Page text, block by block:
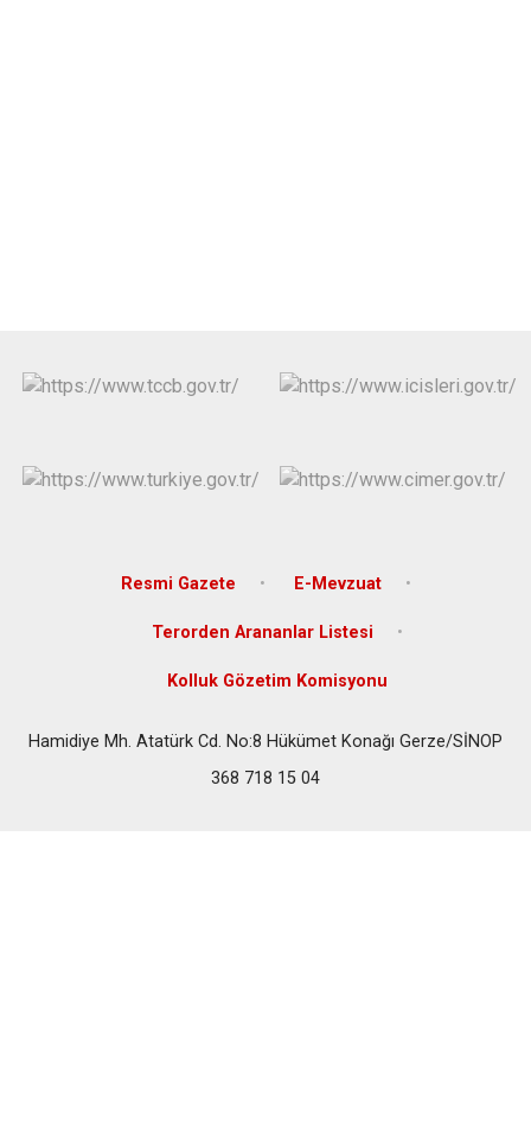
Resmi Gazete E-Mevzuat
Terorden Arananlar Listesi
Kolluk Gözetim Komisyonu
Hamidiye Mh. Atatürk Cd. No:8 Hükümet Konağı Gerze/SİNOP
368 718 15 04